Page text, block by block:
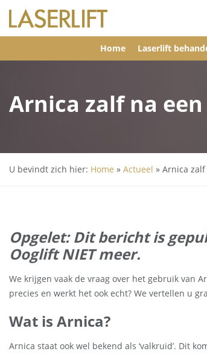
Home Laserlift
Arnica zalf na
U bevindt zich hier: Home » Actueel » Arnica
Opgelet: Dit bericht is
Ooglift NIET meer.
We krijgen vaak de vraag over het gebruik van
precies en werkt het ook echt? We vertellen u
Wat is Arnica?
Arnica staat ook wel bekend als ‘valkruid’. Dit